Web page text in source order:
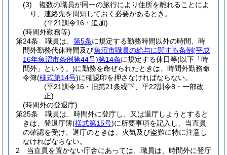
(3)
複数の職員が同一の旅行により住所を離れることによ
り、連絡先を周知しておく必要があるとき。
(平21訓令16・追加)
(時間外勤務等)
第24条
職員は、 第5条に規定する勤務時間以外の時間、時
間外勤務代休時間及び魚沼市職員の給与に関する条例(平成
16年魚沼市条例第44号)第14条に規定する休日等(以下「時
間外」という。)に勤務を命ぜられたときは、時間外勤務命
令簿(様式第14号)に確認印を押さなければならない。
(平21訓令16・旧第21条繰下、平22訓令8・一部改
正)
(時間外の登退庁)
第25条
職員は、時間外に登庁し、又は退庁しようとすると
きは、登退庁簿(様式第15号)に所要事項を記入し、当直員
の確認を受け、退庁のときは、火気及び盗難に特に注意し
なければならない。
2
当直員を置かない庁舎にあっては、職員は、時間外に登庁